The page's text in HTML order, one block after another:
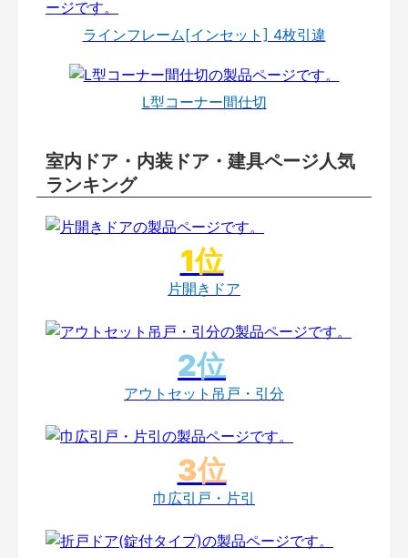
ラインフレーム[インセット] 4枚引違
L型コーナー間仕切
室内ドア・内装ドア・建具ページ人気
ランキング
片開きドア
アウトセット吊戸・引分
巾広引戸・片引